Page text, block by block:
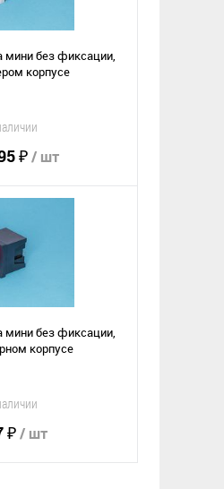
без фиксации,
корпусе
₽/ шт
без фиксации,
корпусе
₽/ шт